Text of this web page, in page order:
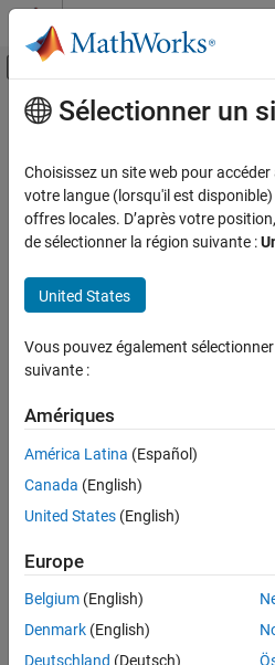
Passer au contenu
Activer/désactiver
Accueil de la documentation
Développement FPGA, ASIC et SoC
Fixed-Point Designer
Fixed-Point Specification
Fixed-Point Specification in MATLAB
Functions for Programming and Data Types
ON THIS PAGE
Examples
Input Arguments
See Also
Contenu principal
isdouble
Determine whether input is
collapse all in page
tf = isdouble(a)
Description
fiobjectais double. Otherwise, it
example
tf = isdouble(T)returns
example
Examples
Sélectionner un
Choisissez un site web pour
votre langue (lorsqu'il est
offres locales. D’après votre
de sélectionner la région suivante :
United States
Vous pouvez également
suivante :
Amériques
América Latina (Español)
Canada (English)
United States (English)
Europe
Belgium (English)
Denmark (English)
Deutschland (Deutsch)